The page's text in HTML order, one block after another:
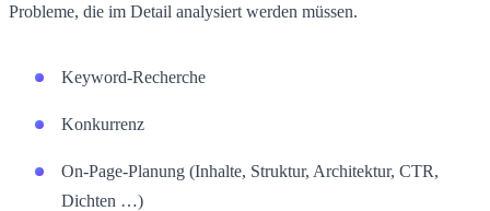
Probleme, die im Detail analysiert werden müssen.
Keyword-Recherche
Konkurrenz
On-Page-Planung (Inhalte, Struktur, Architektur, CTR,
Dichten …)